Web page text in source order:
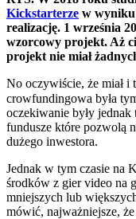
Kickstarterze w wyniku
realizację. 1 września
wzorcowy projekt. Aż
projekt nie miał
No oczywiście, że miał i
crowfundingowa była
oczekiwanie były
fundusze które pozwolą
dużego inwestora.
Jednak w tym czasie na
środków z gier video na
mniejszych lub
mówić, najważniejsze,